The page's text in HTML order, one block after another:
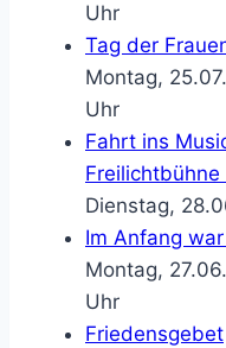
Uhr
Tag der
Montag,
Uhr
Fahrt ins
Dienstag,
Im Anfang
Montag,
Uhr
Friedensgebet